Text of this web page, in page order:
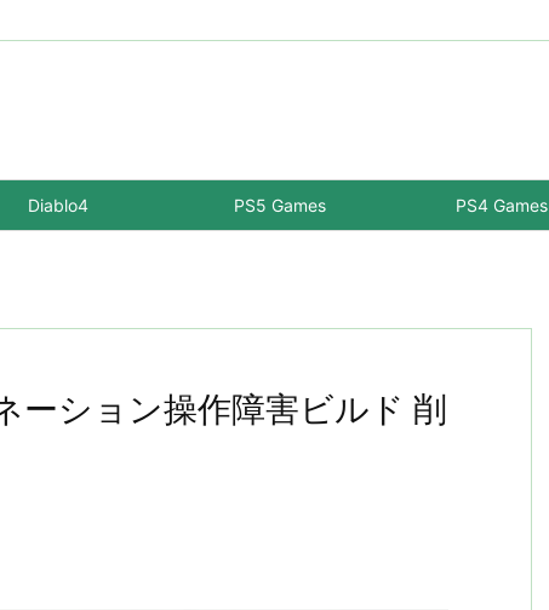
Diablo4 PS5 Games PS4 Games
ーション操作障害ビルド 削